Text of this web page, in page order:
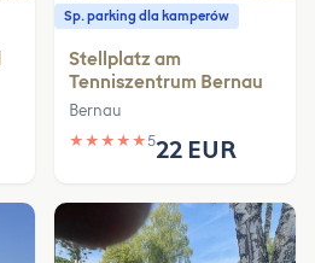
Sp. parking dla kamperów
Stellplatz am
Tenniszentrum Bernau
Bernau
★ ★ ★ ★ ★522 EUR